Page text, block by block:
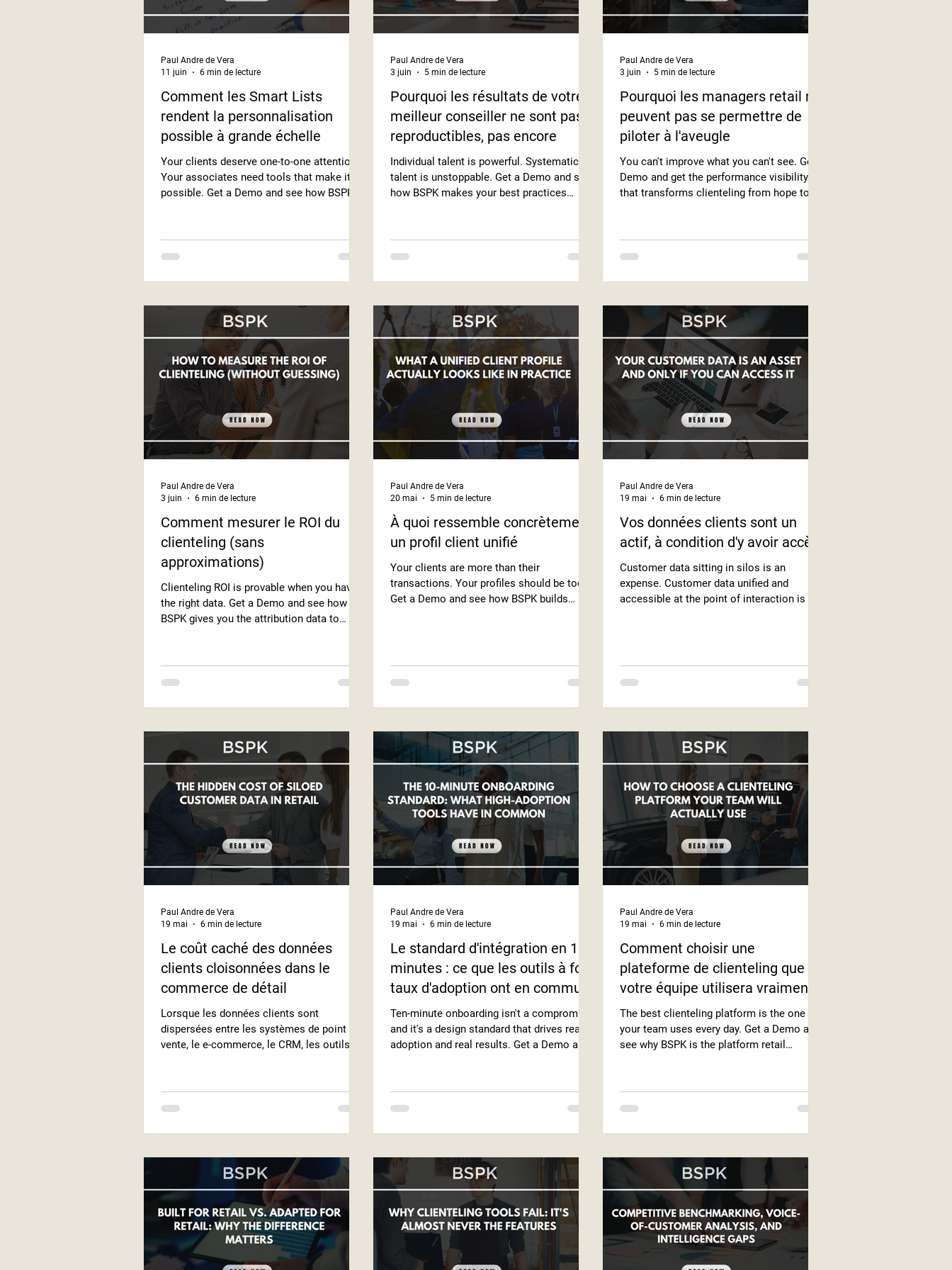
Comment les Smart Lists
rendent la personnalisation
possible à grande échelle
Your clients deserve one-to-one attention.
Your associates need tools that make it
possible. Get a Demo and see how BSPK's
Paul Andre de Vera
11 juin
6 min de lecture
Pourquoi les résultats de votre
meilleur conseiller ne sont pas
reproductibles, pas encore
Individual talent is powerful. Systematic
talent is unstoppable. Get a Demo and see
how BSPK makes your best practices
Paul Andre de Vera
3 juin
5 min de lecture
Pourquoi les managers retail ne
peuvent pas se permettre de
piloter à l'aveugle
You can't improve what you can't see. Get a
Demo and get the performance visibility
that transforms clienteling from hope to
Paul Andre de Vera
3 juin
5 min de lecture
Comment mesurer le ROI du
clienteling (sans
approximations)
Clienteling ROI is provable when you have
the right data. Get a Demo and see how
BSPK gives you the attribution data to
Paul Andre de Vera
3 juin
6 min de lecture
À quoi ressemble concrètement
un profil client unifié
Your clients are more than their
transactions. Your profiles should be too.
Get a Demo and see how BSPK builds
Paul Andre de Vera
20 mai
5 min de lecture
Vos données clients sont un
actif, à condition d'y avoir accès
Customer data sitting in silos is an
expense. Customer data unified and
accessible at the point of interaction is a
Paul Andre de Vera
19 mai
6 min de lecture
Le coût caché des données
clients cloisonnées dans le
commerce de détail
Lorsque les données clients sont
dispersées entre les systèmes de point de
vente, le e-commerce, le CRM, les outils
détient qu'une partie de l'information client.
Aucun système ne possède la vérité. Le
objectif de chiffre d'affaires. Les données
cloisonnées ne se contentent pas
Paul Andre de Vera
19 mai
6 min de lecture
Le standard d'intégration en 10
minutes : ce que les outils à fort
taux d'adoption ont en commun
Ten-minute onboarding isn't a compromise
and it's a design standard that drives real
adoption and real results. Get a Demo and
Paul Andre de Vera
19 mai
6 min de lecture
Comment choisir une
plateforme de clienteling que
votre équipe utilisera vraiment
The best clienteling platform is the one
your team uses every day. Get a Demo and
see why BSPK is the platform retail
Paul Andre de Vera
19 mai
6 min de lecture